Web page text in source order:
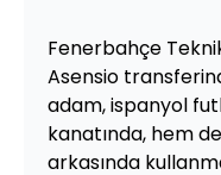
Fenerbahçe
Asensio
adam, ispanyol
kanatında, hem
arkasında